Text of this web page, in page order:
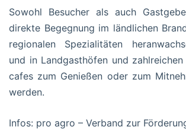
Sowohl Besucher als auch
direkte Begegnung im ländlichen
regionalen Spezialitäten
und in Landgasthöfen und
cafes zum Genießen oder zum
werden.
Infos: pro agro – Verband zur